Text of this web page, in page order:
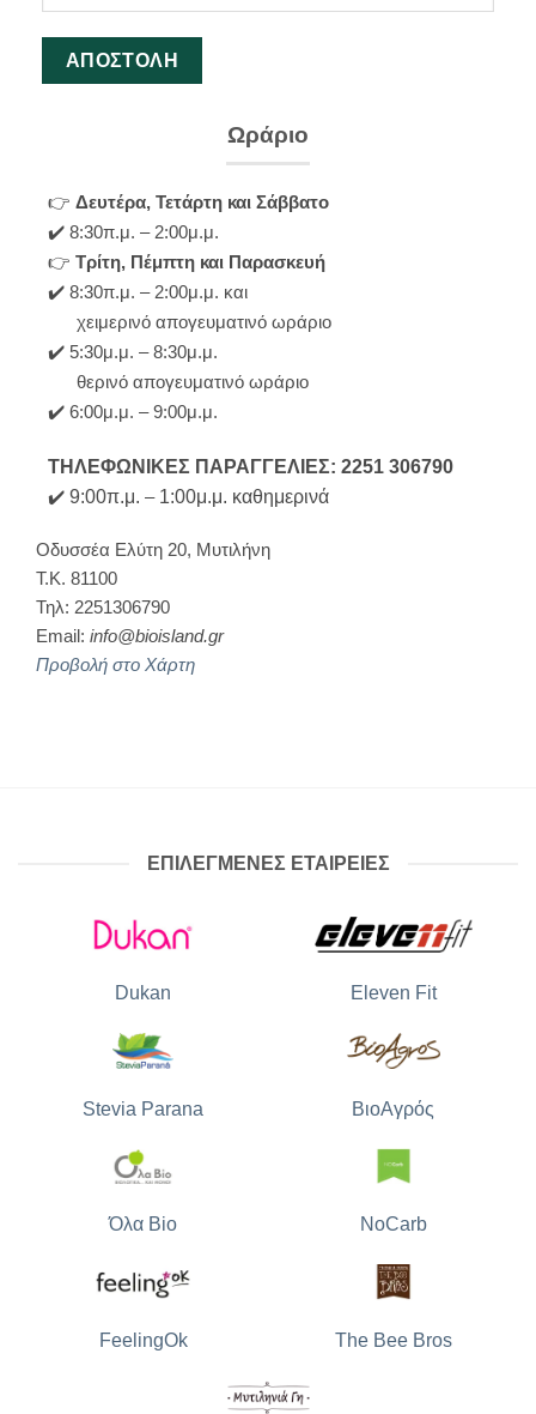
Ωράριο
👉 Δευτέρα, Τετάρτη και Σάββατο
✔️ 8:30π.μ. – 2:00μ.μ.
👉 Τρίτη, Πέμπτη και Παρασκευή
✔️ 8:30π.μ. – 2:00μ.μ. και
χειμερινό απογευματινό ωράριο
✔️ 5:30μ.μ. – 8:30μ.μ.
θερινό απογευματινό ωράριο
✔️ 6:00μ.μ. – 9:00μ.μ.
ΤΗΛΕΦΩΝΙΚΕΣ ΠΑΡΑΓΓΕΛΙΕΣ: 2251 306790
✔️ 9:00π.μ. –1:00μ.μ. καθημερινά
Οδυσσέα Ελύτη 20, Μυτιλήνη
Τ.Κ. 81100
Τηλ: 2251306790
Email: info@bioisland.gr
Προβολή στο Χάρτη
ΕΠΙΛΕΓΜΕΝΕΣ ΕΤΑΙΡΕΙΕΣ
Dukan Eleven Fit
Stevia Parana ΒιοΑγρός
Όλα Bio NoCarb
FeelingOk The Bee Bros